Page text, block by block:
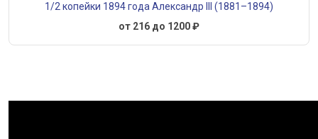
1/2 копейки 1894 года Александр III (1881–1894)
от 216 до 1200 ₽